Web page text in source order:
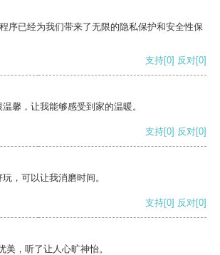
序已经为我们带来了无限的隐私保护和安全性保
支持[0] 反对[0]
馨，让我能够感受到家的温暖。
支持[0] 反对[0]
，可以让我消磨时间。
支持[0] 反对[0]
美，听了让人心旷神怡。